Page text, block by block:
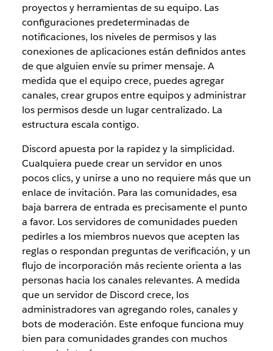
proyectos y herramientas de su equipo. Las
configuraciones predeterminadas de
notificaciones, los niveles de permisos y las
conexiones de aplicaciones están definidos antes
de que alguien envíe su primer mensaje. A
medida que el equipo crece, puedes agregar
canales, crear grupos entre equipos y administrar
los permisos desde un lugar centralizado. La
estructura escala contigo.
Discord apuesta por la rapidez y la simplicidad.
Cualquiera puede crear un servidor en unos
pocos clics, y unirse a uno no requiere más que un
enlace de invitación. Para las comunidades, esa
baja barrera de entrada es precisamente el punto
a favor. Los servidores de comunidades pueden
pedirles a los miembros nuevos que acepten las
reglas o respondan preguntas de verificación, y un
flujo de incorporación más reciente orienta a las
personas hacia los canales relevantes. A medida
que un servidor de Discord crece, los
administradores van agregando roles, canales y
bots de moderación. Este enfoque funciona muy
bien para comunidades grandes con muchos